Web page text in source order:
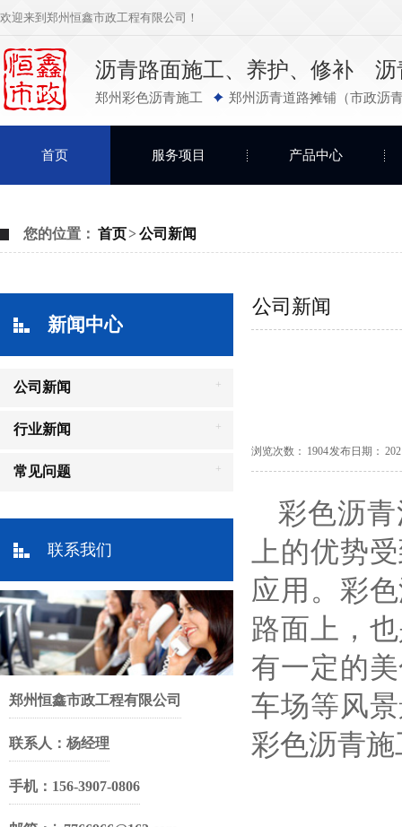
欢迎来到郑州恒鑫市政工程有限公司！
沥青路面施工、养护、修补 沥
郑州彩色沥青施工 郑州沥青道路摊铺（市政沥
首页 服务项目 产品中心
您的位置： 首页>公司新闻
新闻中心
公司新闻 +
行业新闻 +
常见问题 +
联系我们
郑州恒鑫市政工程有限公司
联系人：杨经理
手机：156-3907-0806
公司新闻
浏览次数： 1904 发布日期：
彩色沥青
上的优势
应用。彩
路面上，
有一定的
车场等风
彩色沥青